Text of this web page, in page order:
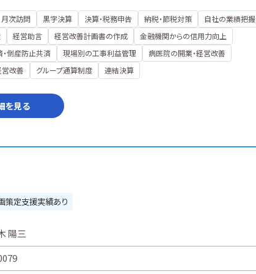
月次訪問 黒字決算 決算・税務申告 納税・節税対策
自社の業績把握
経営助言 経営改善計画書の作成
金融機関からの信用力向上
倒産防止共済 現場別の工事利益管理
病医院の開業・経営改善
改善 グループ通算制度 連結決算
を見る
策定支援実績あり
陽三